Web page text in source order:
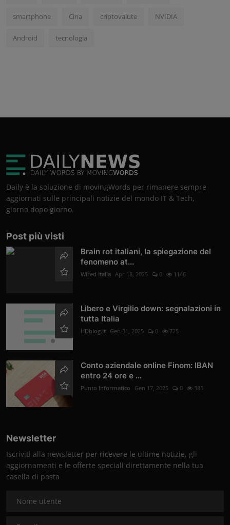
smartphone Cina criptovalute NVIDIA
Android tecnologia
Daily è la soluzione di movingWords per rimanere sempre
aggiornati sulle principali notizie del mondo IT & Tech,
giorno dopo giorno.
Post più visti
Brain rot italiani, la spiegazione del
fenomeno at...
Wired Italia Apr 18, 2025 0 1146
Libero e Virgilio down: segnalazioni in
tutta Italia
HDblog.it Gen 31, 2025 0 725
Conto aziendale online Finom: IBAN
entro 24 ore e ...
Punto Informatico Gen 17, 2025 0 385
Newsletter
Iscriviti alla newsletter per ricevere le ultime notizie, gli
aggiornamenti e le offerte speciali direttamente nella tua
casella di posta